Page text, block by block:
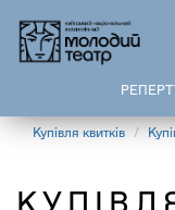
основного
Купівля квитків